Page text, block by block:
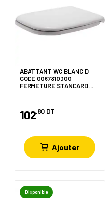
ABATTANT WC BLANC D
CODE 0067310000
FERMETURE STANDARD
102,80 DT
Ajouter
Disponible